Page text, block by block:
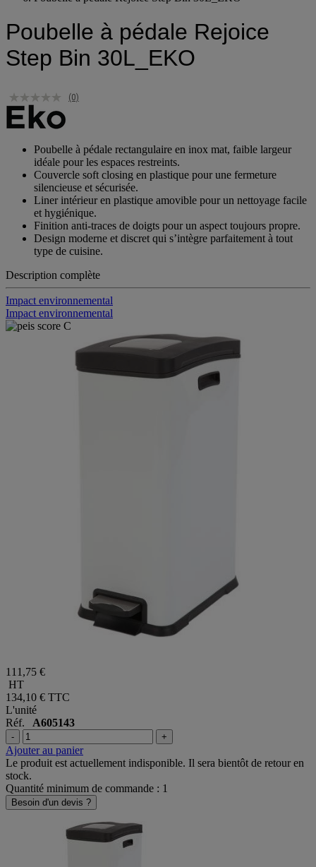
Poubelle à pédale Rejoice
Step Bin 30L_EKO
Poubelle à pédale rectangulaire en inox mat, faible largeur
idéale pour les espaces restreints.
Couvercle soft closing en plastique pour une fermeture
silencieuse et sécurisée.
Liner intérieur en plastique amovible pour un nettoyage facile
et hygiénique.
Finition anti-traces de doigts pour un aspect toujours propre.
Design moderne et discret qui s’intègre parfaitement à tout
Description complète
Impact environnemental
Impact environnemental
111,75 €
HT
134,10 €
L'unité
Réf.A605143
- +
Ajouter au panier
Le produit est actuellement indisponible. Il sera bientôt de retour en
stock.
Quantité minimum de commande : 1
Besoin d'un devis ?